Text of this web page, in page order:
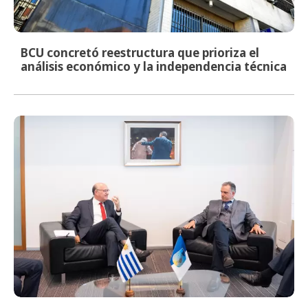
BCU concretó reestructura que prioriza el
análisis económico y la independencia técnica